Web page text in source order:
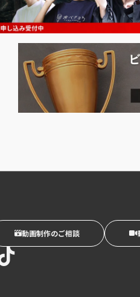
動画制作のご相談